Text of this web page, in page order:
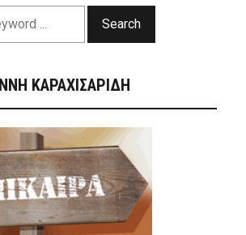
Search
ΚΑΡΑΧΙΣΑΡΙΔΗ